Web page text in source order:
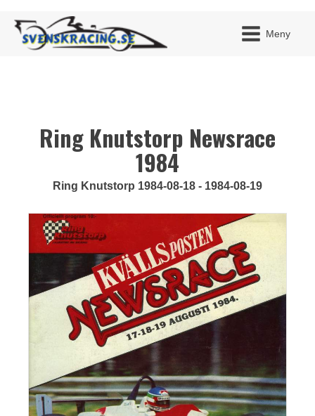
Meny
Ring Knutstorp Newsrace
1984
Ring Knutstorp 1984-08-18 - 1984-08-19